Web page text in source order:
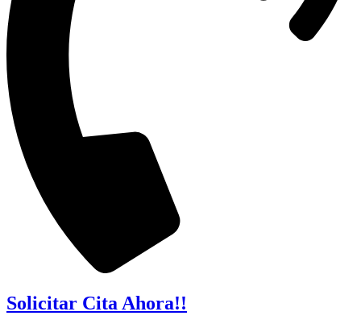
Solicitar Cita Ahora!!